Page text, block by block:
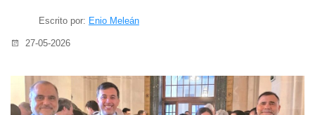
Escrito por: Enio Meleán
27-05-2026